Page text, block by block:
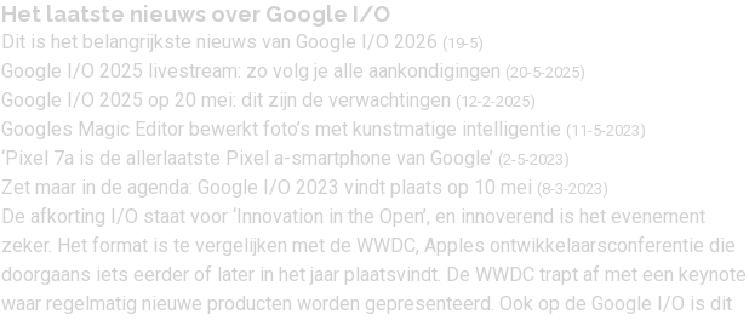
Het laatste nieuws over Google I/O
Dit is het belangrijkste nieuws van Google I/O 2026 (19-5)
Google I/O 2025 livestream: zo volg je alle aankondigingen (20-5-2025)
Google I/O 2025 op 20 mei: dit zijn de verwachtingen (12-2-2025)
Googles Magic Editor bewerkt foto’s met kunstmatige intelligentie (11-5-2023)
‘Pixel 7a is de allerlaatste Pixel a-smartphone van Google’ (2-5-2023)
Zet maar in de agenda: Google I/O 2023 vindt plaats op 10 mei (8-3-2023)
De afkorting I/O staat voor ‘Innovation in the Open’, en innoverend is het evenement
zeker. Het format is te vergelijken met de WWDC, Apples ontwikkelaarsconferentie die
doorgaans iets eerder of later in het jaar plaatsvindt. De WWDC trapt af met een keynote
waar regelmatig nieuwe producten worden gepresenteerd. Ook op de Google I/O is dit